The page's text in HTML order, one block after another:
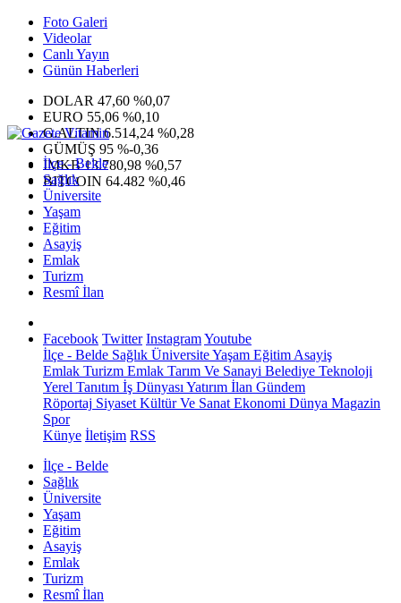
Foto Galeri
Videolar
Canlı Yayın
Günün Haberleri
DOLAR 47,60 %0,07
EURO 55,06 %0,10
G.ALTIN6.514,24 %0,28
GÜMÜŞ 95 %-0,36
IMKB13.780,98 %0,57
BITCOIN 64.482 %0,46
İlçe - Belde
Sağlık
Üniversite
Yaşam
Eğitim
Asayiş
Emlak
Turizm
Resmî İlan
Facebook Twitter InstagramYoutube
İlçe - Belde Sağlık ÜniversiteYaşam Eğitim Asayiş
Emlak Turizm Emlak Tarım Ve Sanayi Belediye Teknoloji
Yerel Tanıtım İş Dünyası Yatırım İlan Gündem
Röportaj Siyaset Kültür Ve Sanat Ekonomi Dünya Magazin
Spor
Künye İletişim RSS
İlçe - Belde
Sağlık
Üniversite
Yaşam
Eğitim
Asayiş
Emlak
Turizm
Resmî İlan